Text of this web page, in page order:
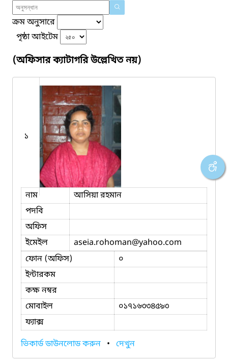
ক্রম অনুসারে
পৃষ্ঠা আইটেম
(অফিসার ক্যাটাগরি উল্লেখিত নয়)
১
নাম
আসিয়া রহমান
পদবি
অফিস
ইমেইল
aseia.rohoman@yahoo.com
ফোন (অফিস)
০
ইন্টারকম
কক্ষ নম্বর
মোবাইল
০১৭১৬৩৩৪৫৯৩
ফ্যাক্স
ভিকার্ড ডাউনলোড করুন • দেখুন